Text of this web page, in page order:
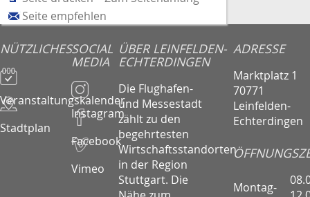
Seite empfehlen
NÜTZLICHES
Veranstaltungskalender
Stadtplan
SOCIAL
MEDIA
Instagram
Facebook
Vimeo
ÜBER LEINFELDEN-
ECHTERDINGEN
Die Flughafen-
und Messestadt
zählt zu den
begehrtesten
Wirtschaftsstandorten
in der Region
Stuttgart. Die
ADRESSE
Marktplatz 1
70771
Leinfelden-
Echterdingen
Montag-